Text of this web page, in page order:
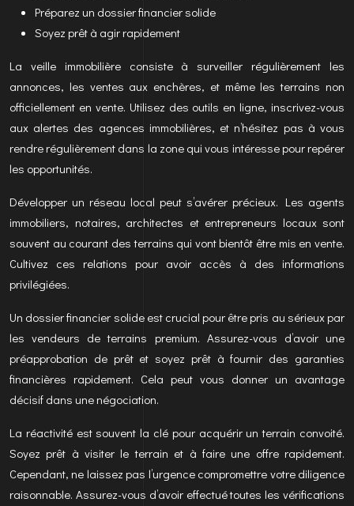
Préparez un dossier financier solide
Soyez prêt à agir rapidement
La veille immobilière consiste à surveiller régulièrement les
annonces, les ventes aux enchères, et même les terrains non
officiellement en vente. Utilisez des outils en ligne, inscrivez-vous
aux alertes des agences immobilières, et n’hésitez pas à vous
rendre régulièrement dans la zone qui vous intéresse pour repérer
les opportunités.
Développer un réseau local peut s’avérer précieux. Les agents
immobiliers, notaires, architectes et entrepreneurs locaux sont
souvent au courant des terrains qui vont bientôt être mis en vente.
Cultivez ces relations pour avoir accès à des informations
privilégiées.
Un dossier financier solide est crucial pour être pris au sérieux par
les vendeurs de terrains premium. Assurez-vous d’avoir une
préapprobation de prêt et soyez prêt à fournir des garanties
financières rapidement. Cela peut vous donner un avantage
décisif dans une négociation.
La réactivité est souvent la clé pour acquérir un terrain convoité.
Soyez prêt à visiter le terrain et à faire une offre rapidement.
Cependant, ne laissez pas l’urgence compromettre votre diligence
raisonnable. Assurez-vous d’avoir effectué toutes les vérifications